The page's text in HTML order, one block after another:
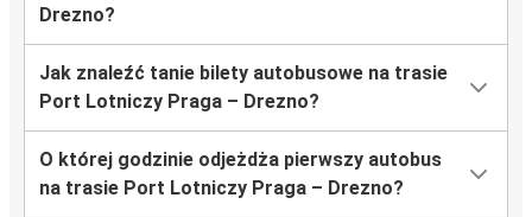
Drezno?
Jak znaleźć tanie bilety autobusowe na trasie
Port Lotniczy Praga – Drezno?
O której godzinie odjeżdża pierwszy autobus
na trasie Port Lotniczy Praga – Drezno?